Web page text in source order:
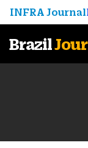
INFRA Journal
Brazil